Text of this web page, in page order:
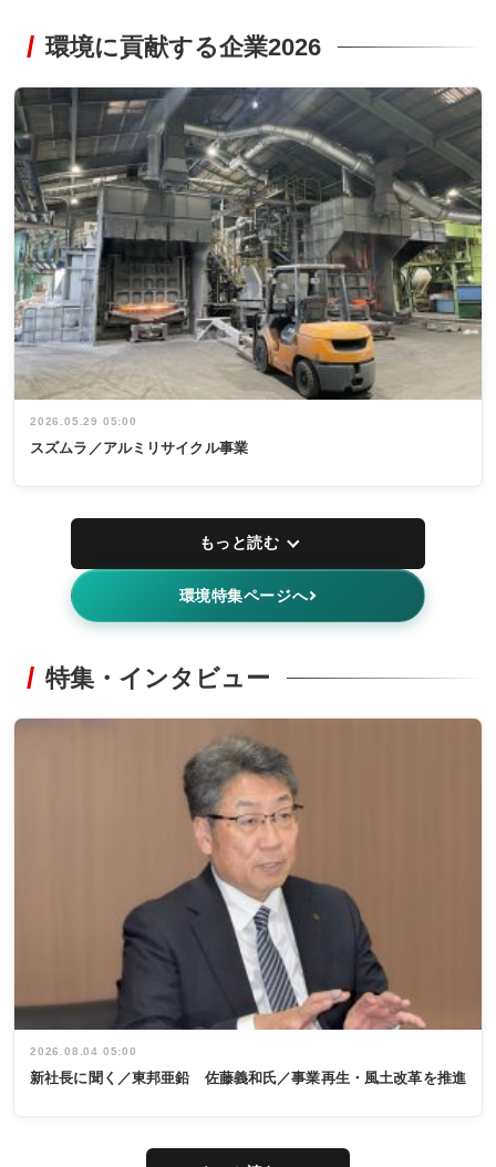
環境に貢献する企業2026
2026.05.29 05:00
スズムラ／アルミリサイクル事業
もっと読む
環境特集ページへ
特集・インタビュー
2026.08.04 05:00
新社長に聞く／東邦亜鉛 佐藤義和氏／事業再生・風土改革を推進